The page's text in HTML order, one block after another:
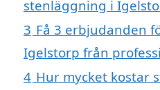
stenläggning i
3 Få 3 erbjudanden
Igelstorp från
4 Hur mycket kostar